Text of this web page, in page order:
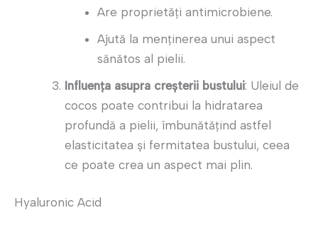
Are proprietăți antimicrobiene.
Ajută la menținerea unui aspect
sănătos al pielii.
Influența asupra creșterii bustului: Uleiul de
cocos poate contribui la hidratarea
profundă a pielii, îmbunătățind astfel
elasticitatea și fermitatea bustului, ceea
ce poate crea un aspect mai plin.
Hyaluronic Acid